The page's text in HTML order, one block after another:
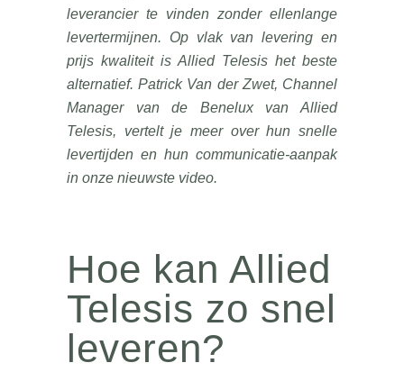
leverancier te vinden zonder ellenlange
levertermijnen. Op vlak van levering en
prijs kwaliteit is Allied Telesis het beste
alternatief.Patrick Van der Zwet, Channel
Manager van de Benelux van Allied
Telesis, vertelt je meer over hun snelle
levertijden en hun communicatie-aanpak
in onze nieuwste video.
Hoe kan Allied
Telesis zo snel
leveren?